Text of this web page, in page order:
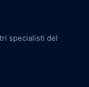
specialisti del